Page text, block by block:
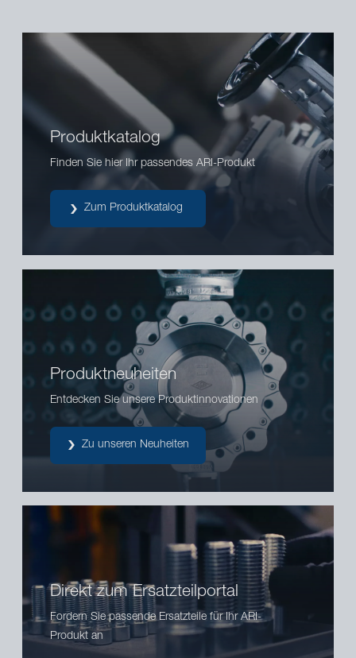
Produktkatalog
Finden Sie hier Ihr passendes ARI-Produkt
Zum Produktkatalog
Produktneuheiten
Entdecken Sie unsere Produktinnovationen
Zu unseren Neuheiten
Direkt zum Ersatzteilportal
Fordern Sie passende Ersatzteile für Ihr ARI-
Produkt an